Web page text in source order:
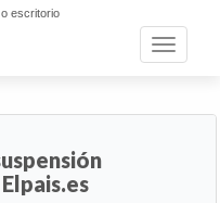
escritorio
Toggle